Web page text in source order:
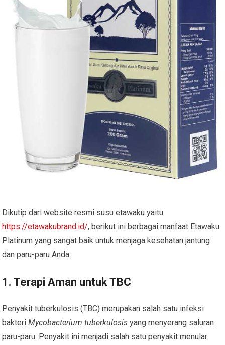
Dikutip dari website resmi susu etawaku yaitu
https://etawakubrand.id/, berikut ini berbagai manfaat Etawaku
Platinum yang sangat baik untuk menjaga kesehatan jantung
dan paru-paru Anda:
1. Terapi Aman untuk TBC
Penyakit tuberkulosis (TBC) merupakan salah satu infeksi
bakteriMycobacterium tuberkulosisyang menyerang saluran
paru-paru. Penyakit ini menjadi salah satu penyakit menular